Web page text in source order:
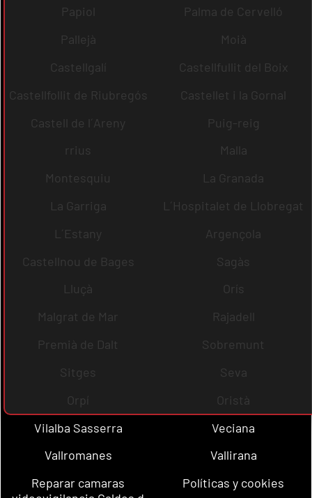
Papiol
Palma de Cervelló
Pallejà
Moià
Castellgalí
Castellfullit del Boix
Castellfollit de Riubregós
Castellet i la Gornal
Castell de l´Areny
Puig-reig
rrius
Malla
Montesquiu
La Granada
La Garriga
L´Hospitalet de Llobregat
L´Estany
Argençola
Castellnou de Bages
Sagàs
Lluçà
Orís
Malgrat de Mar
Rajadell
Premià de Dalt
Sobremunt
Sitges
Seva
Orpí
Oristà
Vilalba Sasserra
Veciana
Vallromanes
Vallirana
Reparar camaras
Políticas y cookies